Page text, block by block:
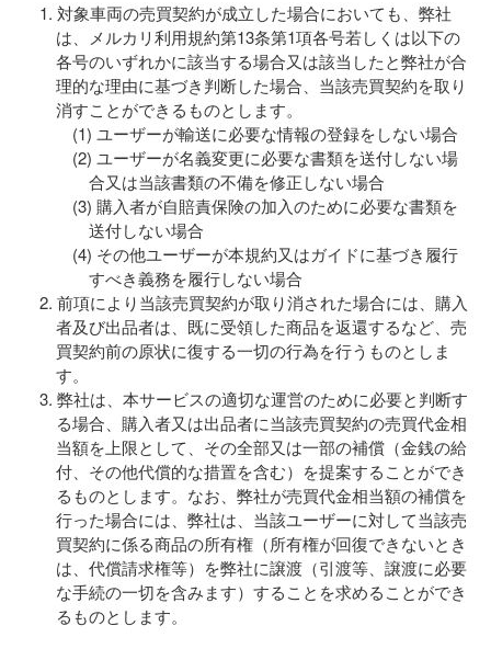
対象車両の売買契約が成立した場合においても、弊社
は、メルカリ利用規約第13条第1項各号若しくは以下の
各号のいずれかに該当する場合又は該当したと弊社が合
理的な理由に基づき判断した場合、当該売買契約を取り
消すことができるものとします。
ユーザーが輸送に必要な情報の登録をしない場合
ユーザーが名義変更に必要な書類を送付しない場
合又は当該書類の不備を修正しない場合
購入者が自賠責保険の加入のために必要な書類を
送付しない場合
その他ユーザーが本規約又はガイドに基づき履行
すべき義務を履行しない場合
前項により当該売買契約が取り消された場合には、購入
者及び出品者は、既に受領した商品を返還するなど、売
買契約前の原状に復する一切の行為を行うものとしま
す。
弊社は、本サービスの適切な運営のために必要と判断す
る場合、購入者又は出品者に当該売買契約の売買代金相
当額を上限として、その全部又は一部の補償（金銭の給
付、その他代償的な措置を含む）を提案することができ
るものとします。なお、弊社が売買代金相当額の補償を
行った場合には、弊社は、当該ユーザーに対して当該売
買契約に係る商品の所有権（所有権が回復できないとき
は、代償請求権等）を弊社に譲渡（引渡等、譲渡に必要
な手続の一切を含みます）することを求めることができ
るものとします。